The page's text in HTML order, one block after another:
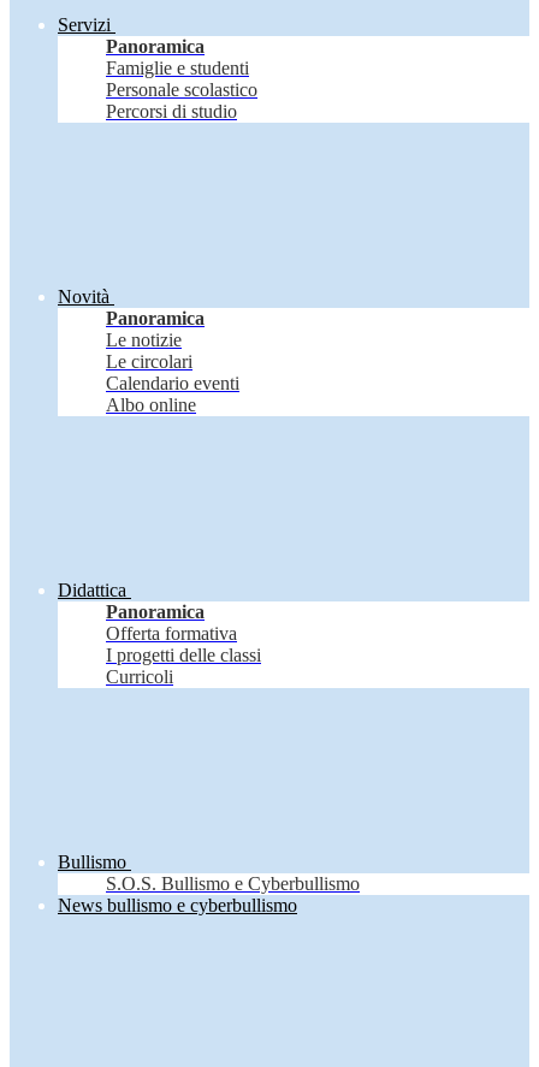
Servizi
Panoramica
Famiglie e studenti
Personale scolastico
Percorsi di studio
Novità
Panoramica
Le notizie
Le circolari
Calendario eventi
Albo online
Didattica
Panoramica
Offerta formativa
I progetti delle classi
Curricoli
Bullismo
S.O.S. Bullismo e Cyberbullismo
News bullismo e cyberbullismo